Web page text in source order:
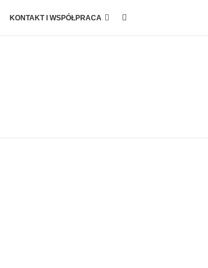
KONTAKT I WSPÓŁPRACA